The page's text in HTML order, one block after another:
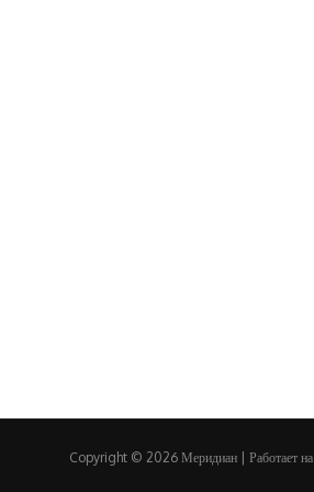
Copyright © 2026 Меридиан | Работает на